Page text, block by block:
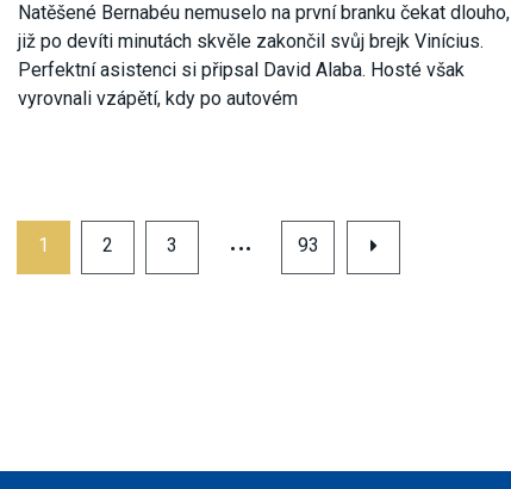
Natěšené Bernabéu nemuselo na první branku čekat dlouho,
již po devíti minutách skvěle zakončil svůj brejk Vinícius.
Perfektní asistenci si připsal David Alaba. Hosté však
vyrovnali vzápětí, kdy po autovém
1 2 3 … 93